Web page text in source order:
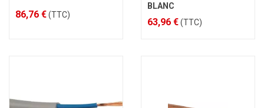
86,76 €(TTC)
BLANC
63,96 €(TTC)